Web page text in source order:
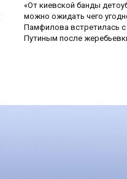
«От киевской банды
можно ожидать чего
Памфилова встретилась с
Путиным после